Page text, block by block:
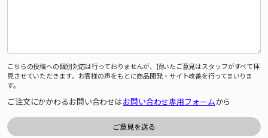
こちらの投稿への個別対応は行っておりませんが、頂いたご意見はスタッフがすべて拝
見させていただきます。お客様の声をもとに商品開発・サイト改善を行ってまいりま
す。
ご注文にかかわるお問い合わせはお問い合わせ専用フォームから